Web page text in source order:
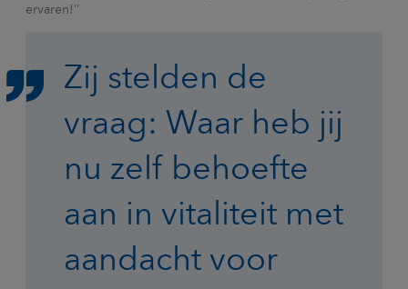
ervaren!’’
Zij stelden de
vraag: Waar heb jij
nu zelf behoefte
aan in vitaliteit met
aandacht voor